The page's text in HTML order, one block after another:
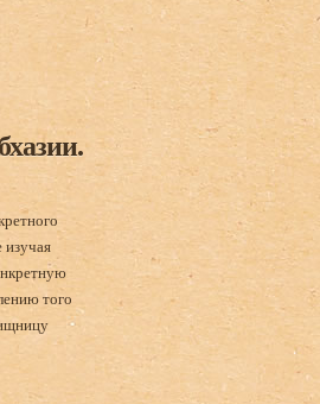
изучая
того